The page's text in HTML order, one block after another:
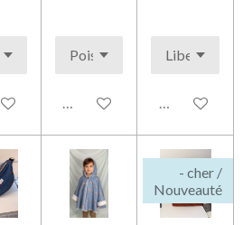
détails Voir les détails Voir les
- cher /
Nouveauté